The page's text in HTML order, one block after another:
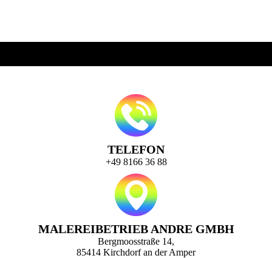
TELEFON
+49 8166 36 88
MALEREIBETRIEB ANDRE GMBH
Bergmoosstraße 14,
85414 Kirchdorf an der Amper